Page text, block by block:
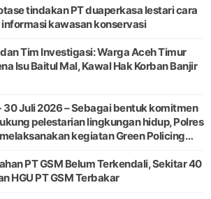
tindakan PT duaperkasa lestari cara
kawasan konservasi
Tim Investigasi: Warga Aceh Timur
Isu Baitul Mal, Kawal Hak Korban Banjir
30 Juli 2026 – Sebagai bentuk komitmen
pelestarian lingkungan hidup, Polres
kegiatan Green Policing
Kabupaten
PT GSM Belum Terkendali, Sekitar 40
HGU PT GSM Terbakar